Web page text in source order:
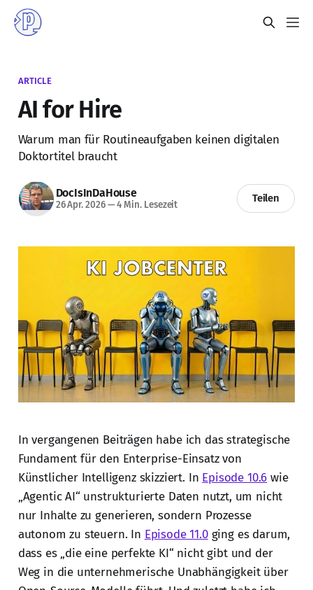
ARTICLE
AI for Hire
Warum man für Routineaufgaben keinen digitalen
Doktortitel braucht
DocIsInDaHouse
26 Apr. 2026—4 Min. Lesezeit
Teilen
In vergangenen Beiträgen habe ich das strategische
Fundament für den Enterprise-Einsatz von
Künstlicher Intelligenz skizziert. In Episode 10.6 wie
„Agentic AI“ unstrukturierte Daten nutzt, um nicht
nur Inhalte zu generieren, sondern Prozesse
autonom zu steuern. In Episode 11.0ging es darum,
dass es „die eine perfekte KI“ nicht gibt und der
Weg in die unternehmerische Unabhängigkeit über